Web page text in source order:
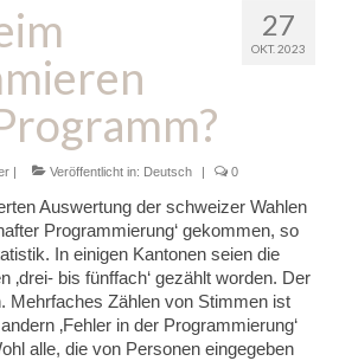
27
OKT. 2023
| Veröffentlicht in: Deutsch | 0
Auswertung der schweizer Wahlen
Programmierung‘ gekommen, so
In einigen Kantonen seien die
‚drei- bis fünffach‘ gezählt worden. Der
Mehrfaches Zählen von Stimmen ist
‚Fehler in der Programmierung‘
alle, die von Personen eingegeben